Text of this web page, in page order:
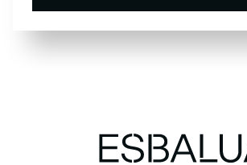
SUSCRÍBETE